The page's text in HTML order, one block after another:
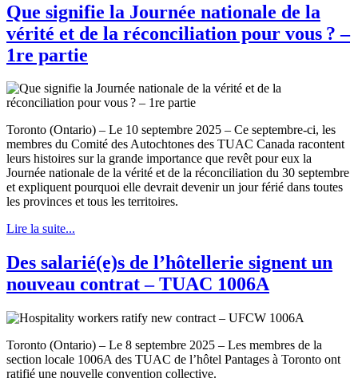
Que signifie la Journée nationale de la
vérité et de la réconciliation pour vous ? –
1re partie
Toronto (Ontario) – Le 10 septembre 2025 – Ce septembre-ci, les
membres du Comité des Autochtones des TUAC Canada racontent
leurs histoires sur la grande importance que revêt pour eux la
Journée nationale de la vérité et de la réconciliation du 30 septembre
et expliquent pourquoi elle devrait devenir un jour férié dans toutes
les provinces et tous les territoires.
Lire la suite...
Des salarié(e)s de l’hôtellerie signent un
nouveau contrat – TUAC 1006A
Toronto (Ontario) – Le 8 septembre 2025 – Les membres de la
section locale 1006A des TUAC de l’hôtel Pantages à Toronto ont
ratifié une nouvelle convention collective.